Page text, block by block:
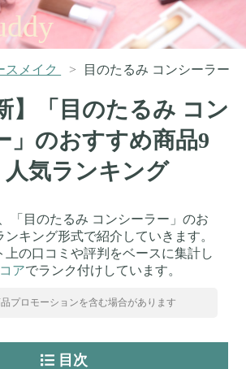
スメイク 目のたるみ コンシーラー
】「目のたるみ コン
」のおすすめ商品9
人気ランキング
「目のたるみ コンシーラー」のお
キング形式で紹介していきます。
上の口コミや評判をベースに集計し
アでランク付けしています。
プロモーションを含む場合があります
目次